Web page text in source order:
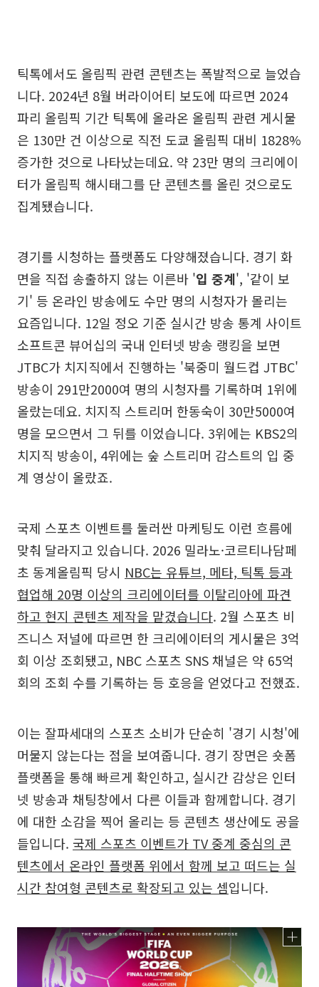
틱톡에서도 올림픽 관련 콘텐츠는 폭발적으로 늘었습
니다. 2024년 8월 버라이어티 보도에 따르면 2024
파리 올림픽 기간 틱톡에 올라온 올림픽 관련 게시물
은 130만 건 이상으로 직전 도쿄 올림픽 대비 1828%
증가한 것으로 나타났는데요. 약 23만 명의 크리에이
터가 올림픽 해시태그를 단 콘텐츠를 올린 것으로도
집계됐습니다.
경기를 시청하는 플랫폼도 다양해졌습니다. 경기 화
면을 직접 송출하지 않는 이른바 '입 중계', '같이 보
기' 등 온라인 방송에도 수만 명의 시청자가 몰리는
요즘입니다. 12일 정오 기준 실시간 방송 통계 사이트
소프트콘 뷰어십의 국내 인터넷 방송 랭킹을 보면
JTBC가 치지직에서 진행하는 '북중미 월드컵 JTBC'
방송이 291만2000여 명의 시청자를 기록하며 1위에
올랐는데요. 치지직 스트리머 한동숙이 30만5000여
명을 모으면서 그 뒤를 이었습니다. 3위에는 KBS2의
치지직 방송이, 4위에는 숲 스트리머 감스트의 입 중
계 영상이 올랐죠.
국제 스포츠 이벤트를 둘러싼 마케팅도 이런 흐름에
맞춰 달라지고 있습니다. 2026 밀라노·코르티나담페
초 동계올림픽 당시 NBC는 유튜브, 메타, 틱톡 등과
협업해 20명 이상의 크리에이터를 이탈리아에 파견
하고 현지 콘텐츠 제작을 맡겼습니다. 2월 스포츠 비
즈니스 저널에 따르면 한 크리에이터의 게시물은 3억
회 이상 조회됐고, NBC 스포츠 SNS 채널은 약 65억
회의 조회 수를 기록하는 등 호응을 얻었다고 전했죠.
이는 잘파세대의 스포츠 소비가 단순히 '경기 시청'에
머물지 않는다는 점을 보여줍니다. 경기 장면은 숏폼
플랫폼을 통해 빠르게 확인하고, 실시간 감상은 인터
넷 방송과 채팅창에서 다른 이들과 함께합니다. 경기
에 대한 소감을 찍어 올리는 등 콘텐츠 생산에도 공을
들입니다. 국제 스포츠 이벤트가 TV 중계 중심의 콘
텐츠에서 온라인 플랫폼 위에서 함께 보고 떠드는 실
시간 참여형 콘텐츠로 확장되고 있는 셈입니다.